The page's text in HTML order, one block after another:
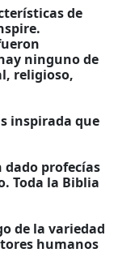
de
ninguno de
religioso,
inspirada que
dado profecías
Toda la Biblia
de la variedad
humanos